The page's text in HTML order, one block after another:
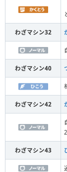
わざマシン32
わざマシン40
わざマシン42
わざマシン43